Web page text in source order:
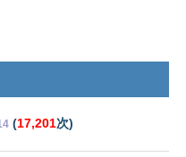
(17,201次)